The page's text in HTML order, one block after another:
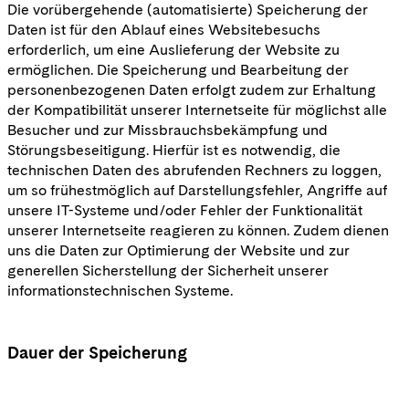
Die vorübergehende (automatisierte) Speicherung der
Daten ist für den Ablauf eines Websitebesuchs
erforderlich, um eine Auslieferung der Website zu
ermöglichen. Die Speicherung und Bearbeitung der
personenbezogenen Daten erfolgt zudem zur Erhaltung
der Kompatibilität unserer Internetseite für möglichst alle
Besucher und zur Missbrauchsbekämpfung und
Störungsbeseitigung. Hierfür ist es notwendig, die
technischen Daten des abrufenden Rechners zu loggen,
um so frühestmöglich auf Darstellungsfehler, Angriffe auf
unsere IT-Systeme und/oder Fehler der Funktionalität
unserer Internetseite reagieren zu können. Zudem dienen
uns die Daten zur Optimierung der Website und zur
generellen Sicherstellung der Sicherheit unserer
informationstechnischen Systeme.
Dauer der Speicherung